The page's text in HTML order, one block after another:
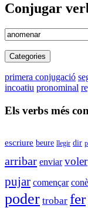
Conjugar
Categories
primera conjugació
incoatiu pronominal
Els verbs més
escriure beure llegir dir
arribar enviar voler
pujar començar
poder trobar fer